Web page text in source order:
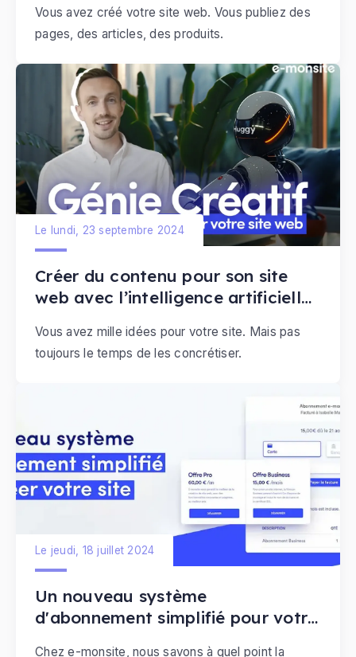
Vous avez créé votre site web. Vous publiez des
pages, des articles, des produits.
Créer du contenu pour son site
web avec l’intelligence artificielle :
impact
Le lundi, 23 septembre 2024
Vous avez mille idées pour votre site. Mais pas
toujours le temps de les concrétiser.
Un nouveau système
d'abonnement simplifié pour votre
Le jeudi, 18 juillet 2024
Chez e-monsite, nous savons à quel point la